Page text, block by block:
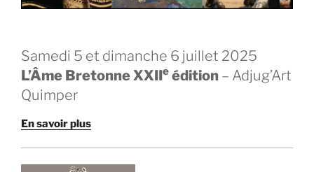
Samedi 5 et dimanche 6 juillet 2025
L’Âme Bretonne XXIIe édition – Adjug’Art
Quimper
En savoir plus